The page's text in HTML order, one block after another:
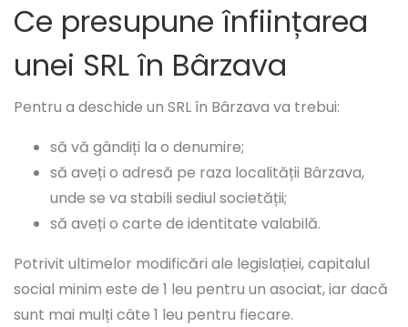
Ce presupune înființarea
unei SRL în Bârzava
Pentru a deschide un SRL în Bârzava va trebui:
să vă gândiți la o denumire;
să aveți o adresă pe raza localității Bârzava,
unde se va stabili sediul societății;
să aveți o carte de identitate valabilă.
Potrivit ultimelor modificări ale legislației, capitalul
social minim este de 1 leu pentru un asociat, iar dacă
sunt mai mulți câte 1 leu pentru fiecare.